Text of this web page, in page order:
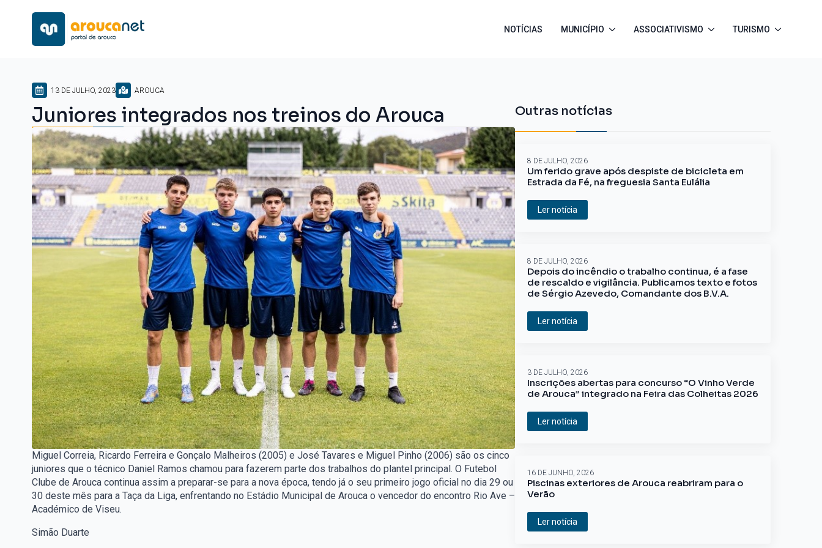
NOTÍCIAS MUNICÍPIO ASSOCIATIVISMO TURISMO
13 DE JULHO, 2023 AROUCA
Juniores integrados nos treinos do Arouca
Miguel Correia, Ricardo Ferreira e Gonçalo Malheiros (2005) e José Tavares e Miguel Pinho (2006) são os cinco
juniores que o técnico Daniel Ramos chamou para fazerem parte dos trabalhos do plantel principal. O Futebol
Clube de Arouca continua assim a preparar-se para a nova época, tendo já o seu primeiro jogo oficial no dia 29 ou
30 deste mês para a Taça da Liga, enfrentando no Estádio Municipal de Arouca o vencedor do encontro Rio Ave –
Académico de Viseu.
Simão Duarte
Outras notícias
Um ferido grave após despiste de bicicleta em
Estrada da Fé, na freguesia Santa Eulália
8 DE JULHO, 2026
Ler notícia
Depois do incêndio o trabalho continua, é a fase
de rescaldo e vigilância. Publicamos texto e fotos
de Sérgio Azevedo, Comandante dos B.V.A.
8 DE JULHO, 2026
Ler notícia
Inscrições abertas para concurso “O Vinho Verde
de Arouca” integrado na Feira das Colheitas 2026
3 DE JULHO, 2026
Ler notícia
Piscinas exteriores de Arouca reabriram para o
Verão
16 DE JUNHO, 2026
Ler notícia